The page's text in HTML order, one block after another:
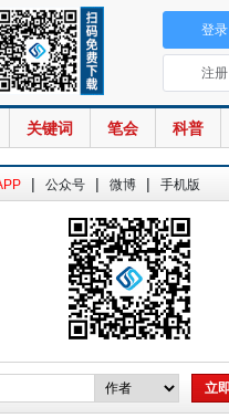
关键词 笔会 科普
登录
注册
| 公众号 | 微博 | 手机版